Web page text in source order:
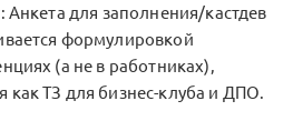
Анкета для заполнения/кастдев
формулировкой
(а не в работниках),
ТЗ для бизнес-клуба и ДПО.